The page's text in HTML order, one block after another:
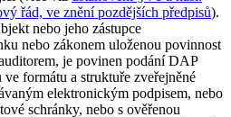
řád, ve znění pozdějších předpisů).
nebo jeho zástupce
nebo zákonem uloženou povinnost
je povinen podání DAP
formátu a struktuře zveřejněné
elektronickým podpisem, nebo
schránky, nebo s ověřenou